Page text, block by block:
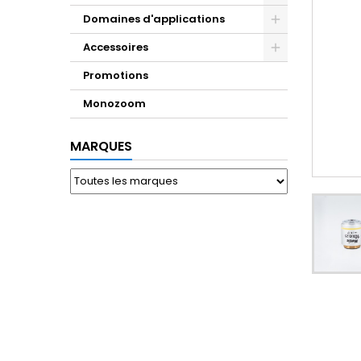
Domaines d'applications
Accessoires
Promotions
Monozoom
MARQUES